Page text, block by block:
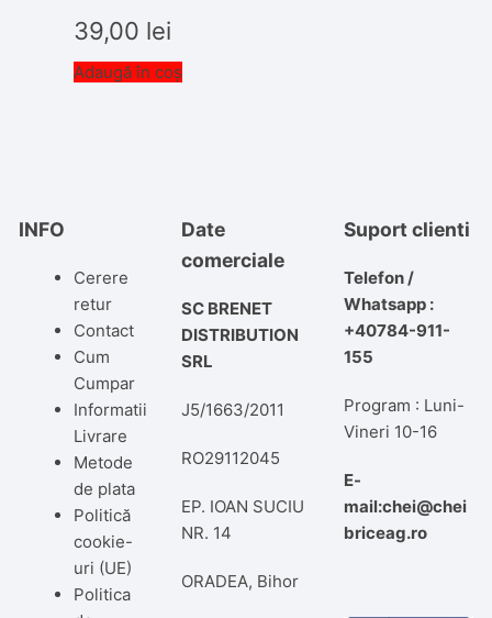
39,00 lei
Adaugă în coș
INFO
Cerere
retur
Contact
Cum
Cumpar
Informatii
Livrare
Metode
de plata
Politică
cookie-
uri (UE)
Politica
Date
comerciale
SC BRENET
DISTRIBUTION
SRL
J5/1663/2011
RO29112045
EP. IOAN SUCIU
NR. 14
ORADEA, Bihor
Suport clienti
Telefon /
Whatsapp :
+40784-911-
155
Program : Luni-
Vineri 10-16
E-
mail:chei@chei
briceag.ro